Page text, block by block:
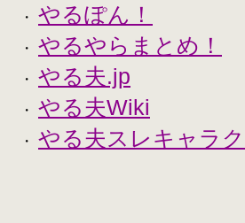
・ やるぽん！
・ やるやらまとめ！
・ やる夫.jp
・ やる夫Wiki
・ やる夫スレキャラ